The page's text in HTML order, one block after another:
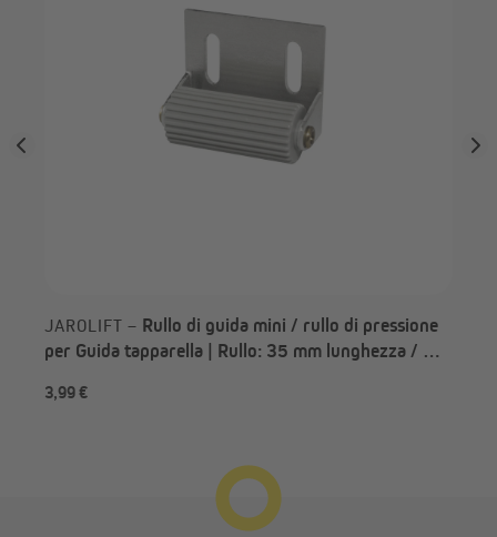
JAROLIFT – Rullo di guida mini / rullo di pressione
per Guida tapparella | Rullo: 35 mm lunghezza / Ø
3,99 €